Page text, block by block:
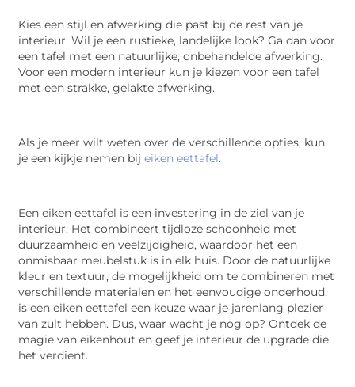
Kies een stijl en afwerking die past bij de rest van je
interieur. Wil je een rustieke, landelijke look? Ga dan voor
een tafel met een natuurlijke, onbehandelde afwerking.
Voor een modern interieur kun je kiezen voor een tafel
met een strakke, gelakte afwerking.
Als je meer wilt weten over de verschillende opties, kun
je een kijkje nemen bijeiken eettafel.
Een eiken eettafel is een investering in de ziel van je
interieur. Het combineert tijdloze schoonheid met
duurzaamheid en veelzijdigheid, waardoor het een
onmisbaar meubelstuk is in elk huis. Door de natuurlijke
kleur en textuur, de mogelijkheid om te combineren met
verschillende materialen en het eenvoudige onderhoud,
is een eiken eettafel een keuze waar je jarenlang plezier
van zult hebben. Dus, waar wacht je nog op? Ontdek de
magie van eikenhout en geef je interieur de upgrade die
het verdient.